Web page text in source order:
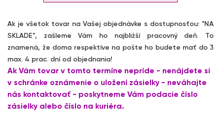
Ak je všetok tovar na Vašej objednávke s dostupnosťou: "NA
SKLADE", zašleme Vám ho najbližší pracovný deň. To
znamená, že doma respektíve na pošte ho budete mať do 3
max. 4 prac. dní od objednania!
Ak Vám tovar v tomto termíne nepríde - nenájdete si
v schránke oznámenie o uložení zásielky - neváhajte
nás kontaktovať - poskytneme Vám podacie číslo
zásielky alebo číslo na kuriéra.